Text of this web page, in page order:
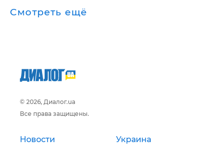
Смотреть ещё
© 2026, Диалог.ua
Все права защищены.
Новости Украина